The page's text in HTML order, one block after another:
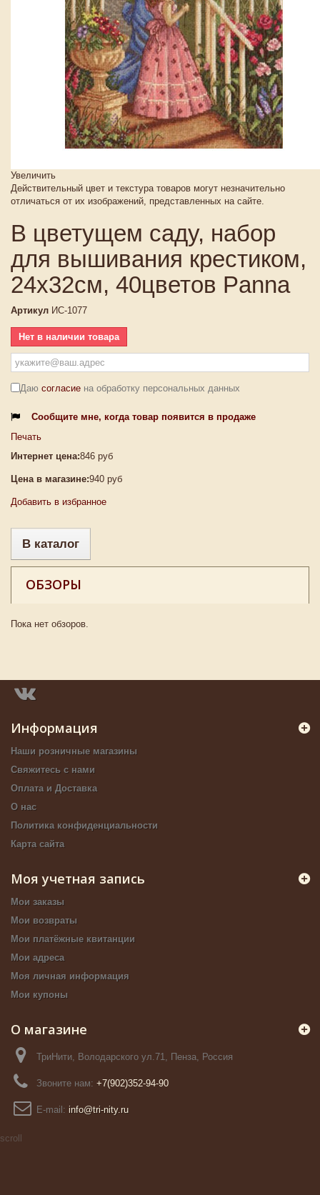
Увеличить
Действительный цвет и текстура товаров могут незначительно
отличаться от их изображений, представленных на сайте.
В цветущем саду, набор
для вышивания крестиком,
24х32см, 40цветов Panna
Артикул ИС-1077
Нет в наличии товара
Даю согласие на обработку персональных данных
Сообщите мне, когда товар появится в продаже
Печать
Интернет цена:846 руб
Цена в магазине:940 руб
Добавить в избранное
В каталог
ОБЗОРЫ
Пока нет обзоров.
Информация
Наши розничные магазины
Свяжитесь с нами
Оплата и Доставка
О нас
Политика конфиденциальности
Карта сайта
Моя учетная запись
Мои заказы
Мои возвраты
Мои платёжные квитанции
Мои адреса
Моя личная информация
Мои купоны
О магазине
ТриНити, Володарского ул.71, Пенза, Россия
Звоните нам: +7(902)352-94-90
E-mail: info@tri-nity.ru
scroll